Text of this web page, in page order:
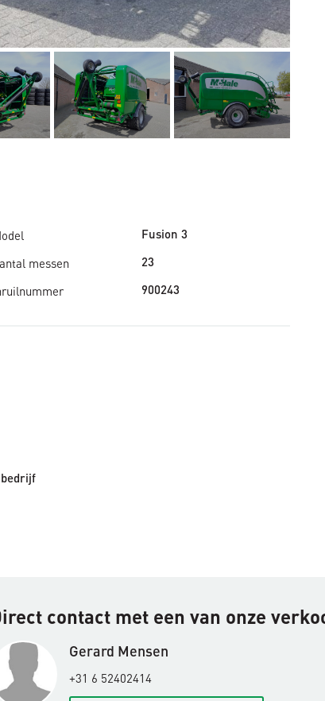
Fusion 3
messen 23
900243
bedrijf
contact met een van onze
Gerard Mensen
+31 6 52402414